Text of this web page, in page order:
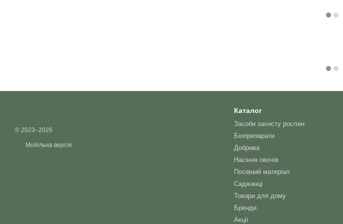
© 2023–2026
Мобільна версія
Каталог
Засоби захисту рослин
Біопрепарати
Добрива
Насіння овочів
Посівний матеріал
Саджанці
Товари для дому
Бренди
Акції